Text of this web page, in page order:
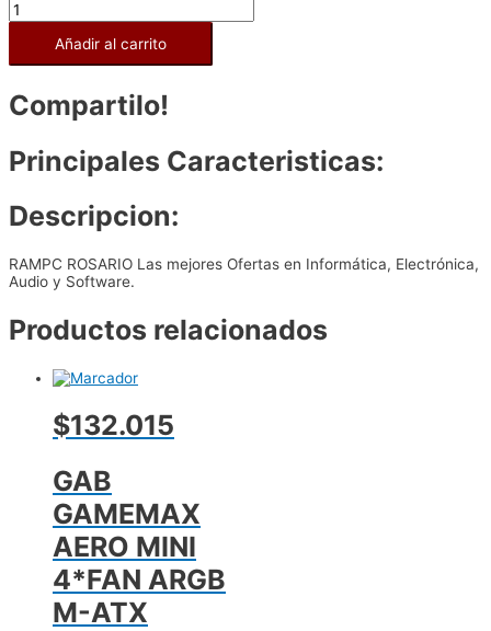
Añadir al carrito
Compartilo!
Principales Caracteristicas:
Descripcion:
RAMPC ROSARIO Las mejores Ofertas en Informática, Electrónica,
Audio y Software.
Productos relacionados
$132.015
GAB
GAMEMAX
AERO MINI
4*FAN ARGB
M-ATX